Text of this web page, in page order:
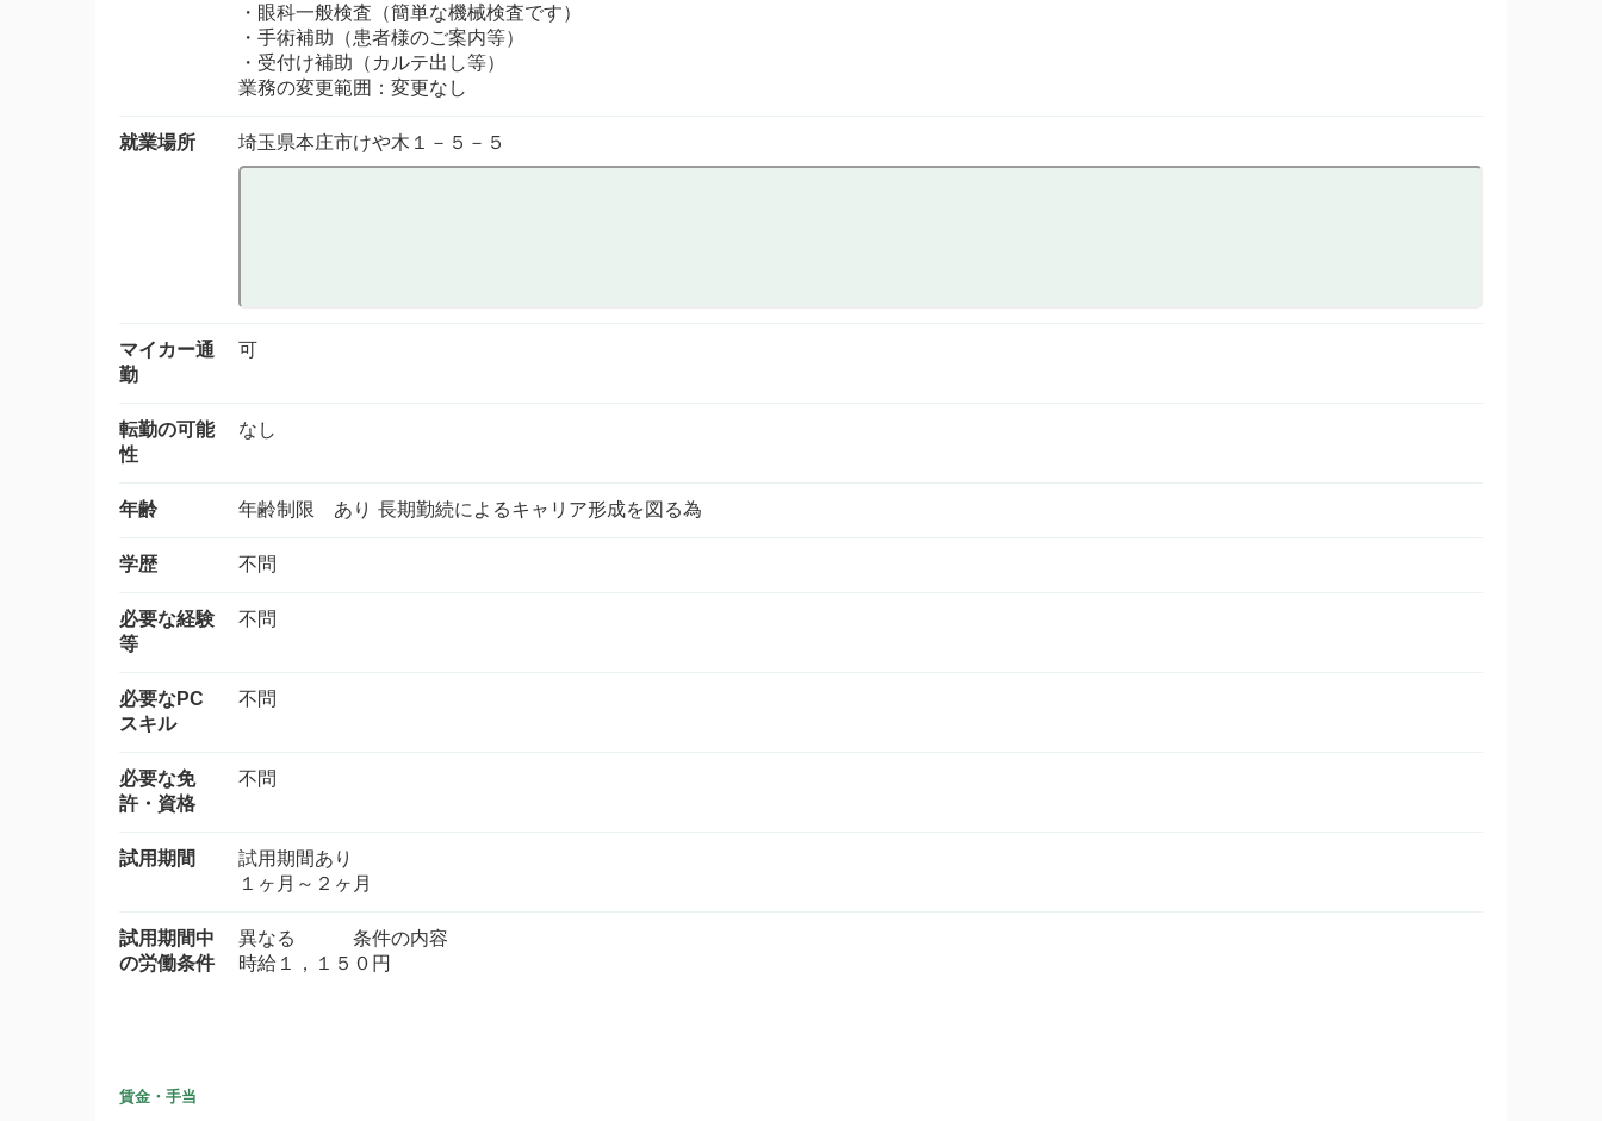
・眼科一般検査（簡単な機械検査です）
・手術補助（患者様のご案内等）
・受付け補助（カルテ出し等）
業務の変更範囲：変更なし
就業場所 埼玉県本庄市けや木１－５－５
マイカー通
勤
可
転勤の可能
性
なし
年齢 年齢制限 あり 長期勤続によるキャリア形成を図る為
学歴 不問
必要な経験
等
不問
必要なPC
スキル
不問
必要な免
許・資格
不問
試用期間
試用期間あり
１ヶ月～２ヶ月
試用期間中
の労働条件
異なる 条件の内容
時給１，１５０円
賃金・手当